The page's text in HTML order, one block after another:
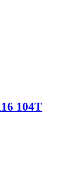
104T